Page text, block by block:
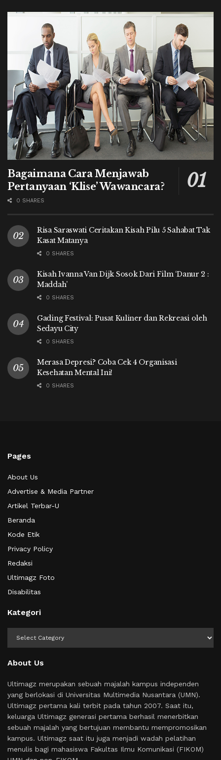
Bagaimana Cara Menjawab
Pertanyaan ‘Klise’ Wawancara?
0 SHARES
Risa Saraswati Ceritakan Kisah Pilu 5 Sahabat Tak
Kasat Matanya
0 SHARES
Kisah Ivanna Van Dijk Sosok Dari Film ‘Danur 2 :
Maddah’
0 SHARES
Gading Festival: Pusat Kuliner dan Rekreasi oleh
Sedayu City
0 SHARES
Merasa Depresi? Coba Cek 4 Organisasi
Kesehatan Mental Ini!
0 SHARES
Pages
About Us
Advertise & Media Partner
Artikel Terbar-U
Beranda
Kode Etik
Privacy Policy
Redaksi
Ultimagz Foto
Disabilitas
Kategori
About Us
Ultimagz merupakan sebuah majalah kampus independen
yang berlokasi di Universitas Multimedia Nusantara (UMN).
Ultimagz pertama kali terbit pada tahun 2007. Saat itu,
keluarga Ultimagz generasi pertama berhasil menerbitkan
sebuah majalah yang bertujuan membantu mempromosikan
kampus. Ultimagz saat itu juga menjadi wadah pelatihan
menulis bagi mahasiswa Fakultas Ilmu Komunikasi (FIKOM)